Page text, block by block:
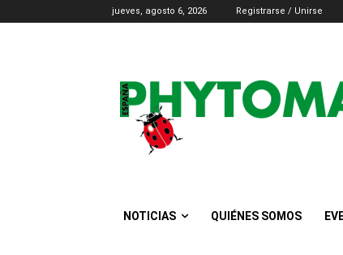
jueves, agosto 6, 2026 Registrarse / Unirse
NOTICIAS QUIÉNES SOMOS